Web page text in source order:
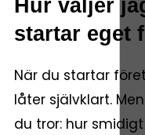
Hur väljer
startar eget
När du startar
låter självklart.
du tror: hur